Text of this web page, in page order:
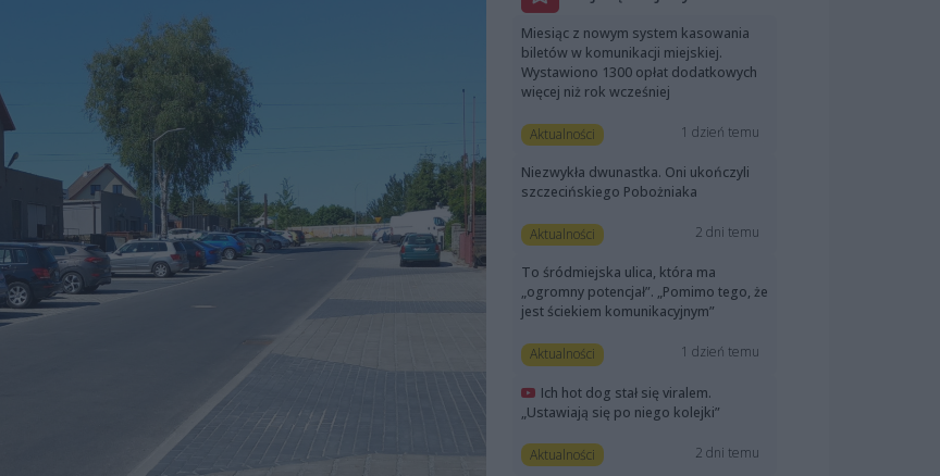
Miesiąc z nowym system kasowania
biletów w komunikacji miejskiej.
Wystawiono 1300 opłat dodatkowych
więcej niż rok wcześniej
Aktualności 1 dzień temu
Niezwykła dwunastka. Oni ukończyli
szczecińskiego Pobożniaka
Aktualności 2 dni temu
To śródmiejska ulica, która ma
„ogromny potencjał”. „Pomimo tego, że
jest ściekiem komunikacyjnym”
Aktualności 1 dzień temu
Ich hot dog stał się viralem.
„Ustawiają się po niego kolejki”
Aktualności 2 dni temu